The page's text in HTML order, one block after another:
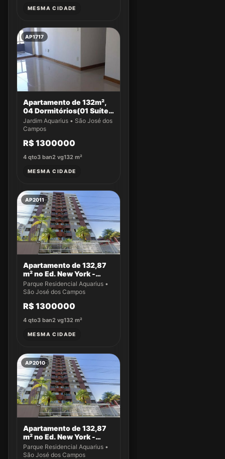
MESMA CIDADE
AP1717
Apartamento de 132m²,
04 Dormitórios(01 Suíte)
a venda no Jardim
Aquarius
Jardim Aquarius • São José dos
Campos
R$ 1300000
4 qto3 ban2 vg132 m²
MESMA CIDADE
AP2011
Apartamento de 132,87
m² no Ed. New York -
Apto 43
Parque Residencial Aquarius •
São José dos Campos
R$ 1300000
4 qto3 ban2 vg132 m²
MESMA CIDADE
AP2010
Apartamento de 132,87
m² no Ed. New York -
Apto 22
Parque Residencial Aquarius •
São José dos Campos